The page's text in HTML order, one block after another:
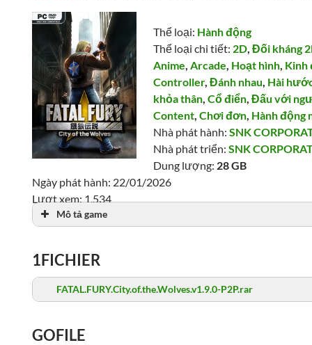
Thể loại: Hành động
Thể loại chi tiết: 2D,Đối kháng
Anime,Arcade, Hoạt hình, Kinh
Controller,Đánh nhau, Hài
khỏa thân,Cổ điển,Đấu với
Content,Chơi đơn, Hành động
Nhà phát hành:SNK
Nhà phát triển:SNK
Dung lượng: 28 GB
Ngày phát hành: 22/01/2026
Lượt xem: 1,534
Mô tả game
1FICHIER
FATAL.FURY.City.of.the.Wolves.v1.9.0-P2P.rar
GOFILE